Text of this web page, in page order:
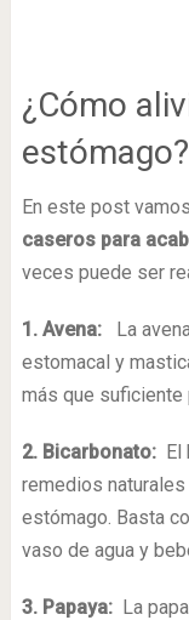
¿Cómo
estómago?
En este post
caseros para
veces puede ser
1. Avena: La
estomacal y
más que suficiente
2. Bicarbonato: El
remedios
estómago. Basta
vaso de agua y
3. Papaya: La